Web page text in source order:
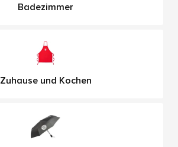
Badezimmer
Zuhause und Kochen